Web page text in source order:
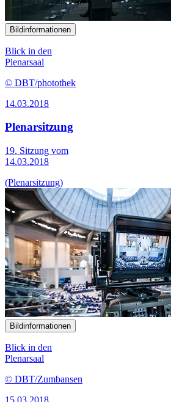
Bildinformationen
Blick in den
Plenarsaal
© DBT/photothek
14.03.2018
Plenarsitzung
19. Sitzung vom
14.03.2018
(Plenarsitzung)
Bildinformationen
Blick in den
Plenarsaal
© DBT/Zumbansen
15.03.2018